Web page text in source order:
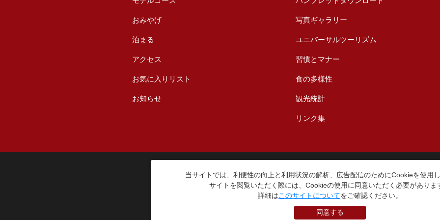
おみやげ
泊まる
アクセス
お気に入りリスト
お知らせ
写真ギャラリー
ユニバーサルツーリズム
習慣とマナー
食の多様性
観光統計
リンク集
〒110-8615 東京都台東区東上野4丁目5番6号
TEL：03-5246-1151
（平日8:30〜17:15 土日祝休み）
本WEBサイトに掲就されている全データについて無断転載・引用を禁じます。
当サイトでは、利便性の向上と利用状況の解析、広告配信のためにCookieを使用し
サイトを閲覧いただく際には、Cookieの使用に同意いただく必要がありま
詳細はこのサイトについてをご確認ください。
同意する